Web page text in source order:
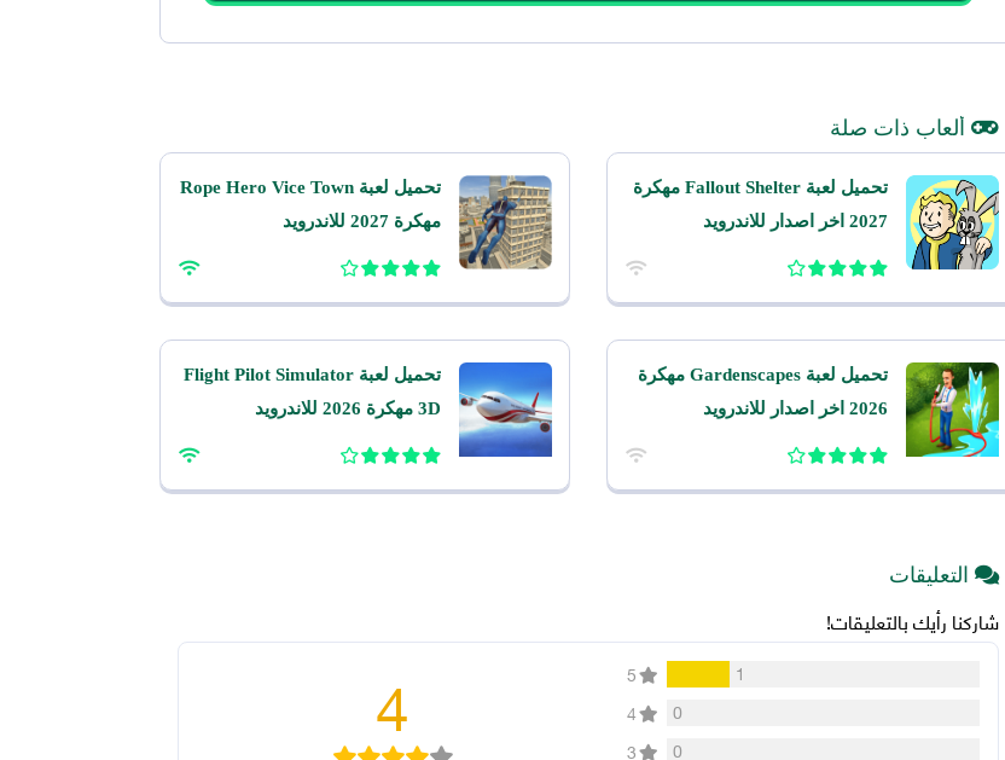
ألعاب ذات صلة
تحميل لعبة Fallout Shelter مهكرة
2027 اخر اصدار للاندرويد
تحميل لعبة Rope Hero Vice Town
مهكرة 2027 للاندرويد
تحميل لعبة Gardenscapes مهكرة
2026 اخر اصدار للاندرويد
تحميل لعبة Flight Pilot Simulator
3D مهكرة 2026 للاندرويد
التعليقات
شاركنا رأيك بالتعليقات!
1
5
0
4
0
3
4